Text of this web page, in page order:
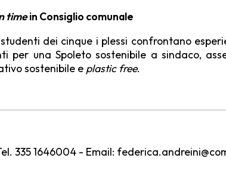
timein Consiglio comunale
dei cinque i plessi confrontano
per una Spoleto sostenibile a sindaco,
sostenibile e plastic free.
335 1646004 - Email: